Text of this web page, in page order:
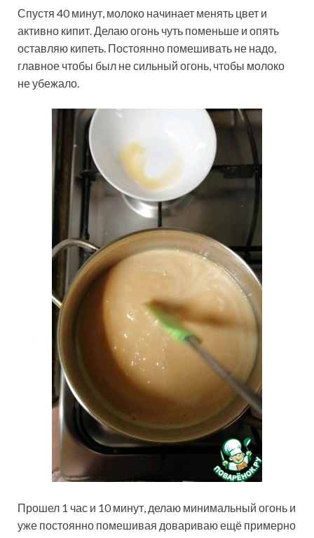
Спустя 40 минут, молоко начинает менять цвет и
активно кипит. Делаю огонь чуть поменьше и опять
оставляю кипеть. Постоянно помешивать не надо,
главное чтобы был не сильный огонь, чтобы молоко
не убежало.
Прошел 1 час и 10 минут, делаю минимальный огонь и
уже постоянно помешивая довариваю ещё примерно